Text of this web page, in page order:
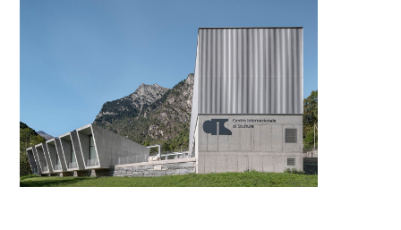
Stiftung
Vermietung
Unterstützung
Media